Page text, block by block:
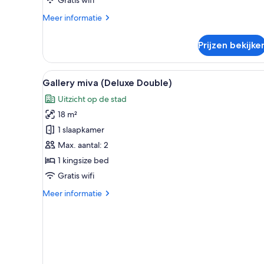
Meer informatie
Meer
Gallery
(Deluxe
Double)
Prijzen
Alle
foto's
voor
Gallery
miva
(Deluxe
Double)
laden
Een moderne hotelkamer
6
Gallery miva (Deluxe Double)
Uitzicht op de stad
18 m²
1 slaapkamer
Max. aantal: 2
1 kingsize bed
Gratis wifi
Meer informatie
Meer